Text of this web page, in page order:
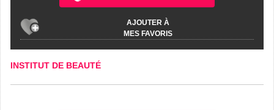
AJOUTER À
MES FAVORIS
INSTITUT DE BEAUTÉ